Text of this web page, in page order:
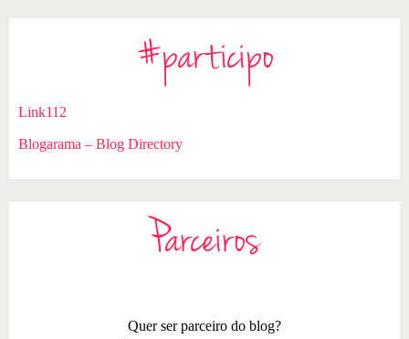
#participo
Link112
Blogarama – Blog Directory
Parceiros
Quer ser parceiro do blog?